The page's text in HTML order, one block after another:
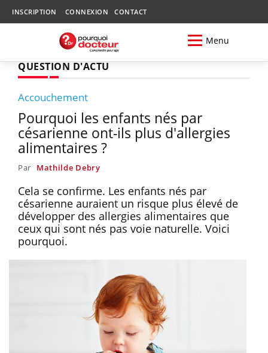
INSCRIPTION CONNEXION CONTACT
Menu
QUESTION D'ACTU
Accouchement
Pourquoi les enfants nés par
césarienne ont-ils plus d'allergies
alimentaires ?
Par Mathilde Debry
Cela se confirme. Les enfants nés par
césarienne auraient un risque plus élevé de
développer des allergies alimentaires que
ceux qui sont nés pas voie naturelle. Voici
pourquoi.